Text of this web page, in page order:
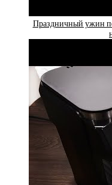
Праздничный ужин